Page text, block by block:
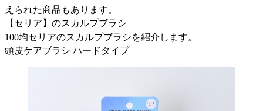
えられた商品もあります。
【セリア】のスカルプブラシ
100均セリアのスカルプブラシを紹介します。
頭皮ケアブラシ ハードタイプ